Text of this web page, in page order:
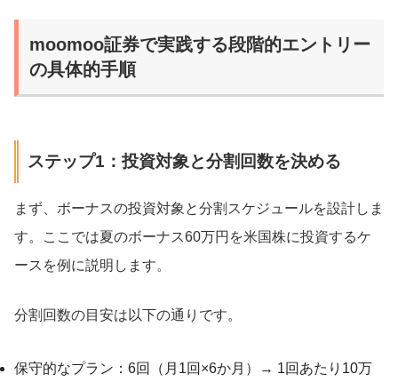
moomoo証券で実践する段階的エントリー
の具体的手順
ステップ1：投資対象と分割回数を決める
まず、ボーナスの投資対象と分割スケジュールを設計しま
す。ここでは夏のボーナス60万円を米国株に投資するケ
ースを例に説明します。
分割回数の目安は以下の通りです。
保守的なプラン：6回（月1回×6か月）→ 1回あたり10万